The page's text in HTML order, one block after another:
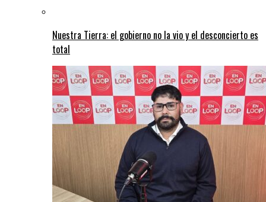
Nuestra Tierra: el gobierno no la vio y el desconcierto es
total